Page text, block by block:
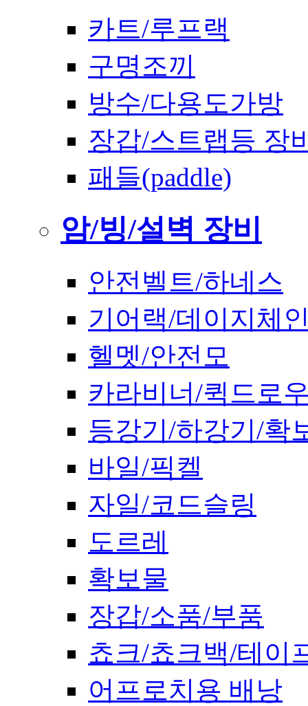
카트/루프랙
구명조끼
방수/다용도가방
장갑/스트랩등 장
패들(paddle)
암/빙/설벽 장비
안전벨트/하네스
기어랙/데이지체
헬멧/안전모
카라비너/퀵드로
등강기/하강기/확
바일/픽켈
자일/코드슬링
도르레
확보물
장갑/소품/부품
쵸크/쵸크백/테이
어프로치용 배낭